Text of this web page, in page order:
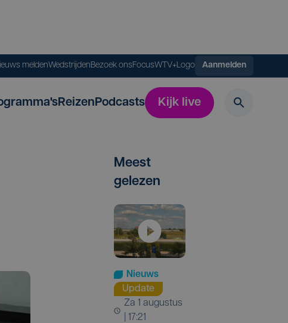
meldenWedstrijdenBezoek onsFocusWTV+Logo Aanmelden
ReizenPodcasts Kijk live
Meest
gelezen
Nieuws
Update
za 1 augustus
| 17:21